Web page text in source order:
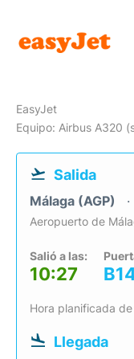
EasyJet
Equipo: Airbus A320
Salida
Málaga (AGP)
Aeropuerto de
Salió a las:
10:27
Hora planificada
Llegada